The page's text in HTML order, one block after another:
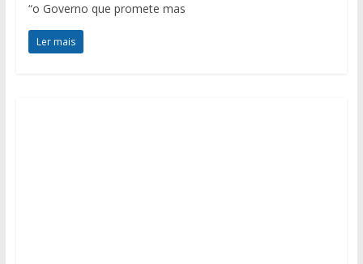
“o Governo que promete mas
Ler mais